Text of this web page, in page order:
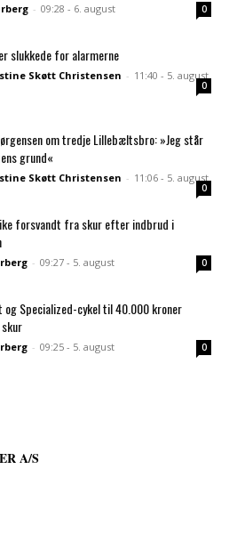
- 09:28 - 6. august 0
slukkede for alarmerne
Skøtt Christensen - 11:40 - 5. august
0
om tredje Lillebæltsbro: »Jeg står
grund«
Skøtt Christensen - 11:06 - 5. august
0
forsvandt fra skur efter indbrud i
- 09:27 - 5. august 0
og Specialized-cykel til 40.000 kroner
- 09:25 - 5. august 0
A/S